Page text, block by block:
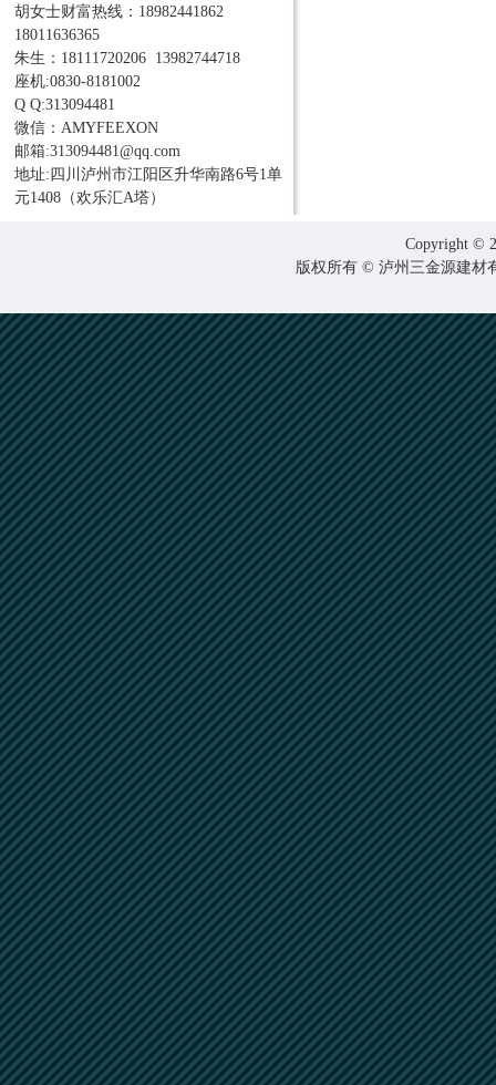
胡女士财富热线：18982441862
18011636365
朱生：18111720206 13982744718
座机:0830-8181002
Q Q:313094481
微信：AMYFEEXON
邮箱:313094481@qq.com
地址:四川泸州市江阳区升华南路6号1单
元1408（欢乐汇A塔）
Copyright ©
版权所有 © 泸州三金源建材